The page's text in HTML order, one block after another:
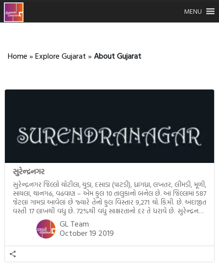
MENU
Home » Explore Gujarat » About Gujarat
સુરેન્દ્રનગર
સુરેન્દ્રનગર જિલ્લો ચોટીલા, ચુડા, દસાડા (પાટડી), ધ્રાંગધ્રા, લખતર, લીમડી, મૂળી,
સાયલા, થાનગઢ, વઢવાણ – એમ કુલ 10 તાલુકાનો બનેલ છે. આ જિલ્લામાં 587
જેટલાં ગામડાં આવેલાં છે જ્યારે તેનો કુલ વિસ્તાર 9,271 ચો. કિ.મી. છે. અંદાજીત
વસ્તી 17 લાખથી વધુ છે. 72%થી વધુ સાક્ષરતાનો દર તે ધરાવે છે. સુરેન્દ્રનગર
સૂતરના વેપારનું મથક છે. આ જિલ્લામાં […]
GL Team
October 19 2019